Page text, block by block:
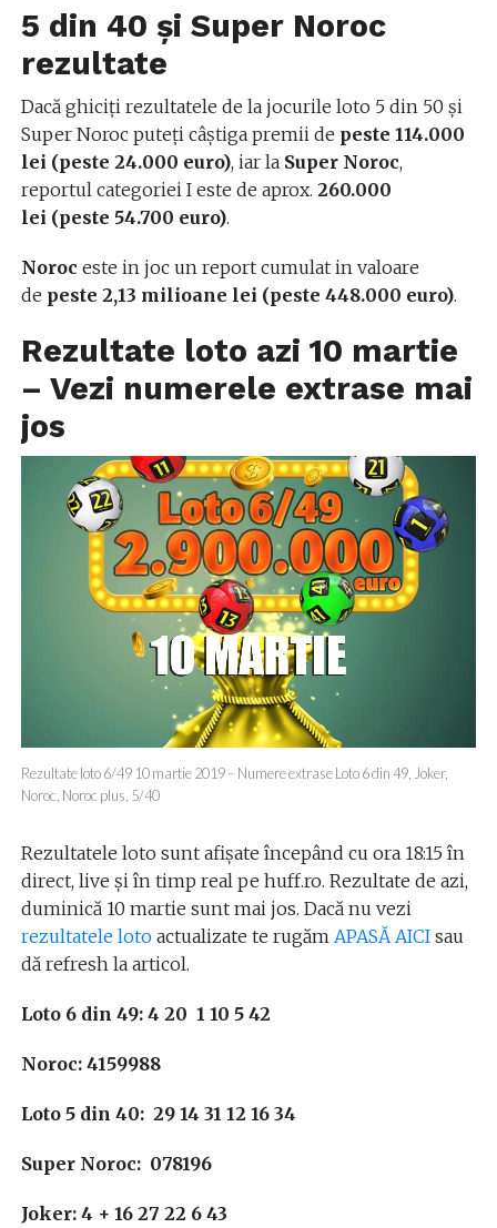
5 din 40 și Super Noroc
rezultate
Dacă ghiciți rezultatele de la jocurile loto 5 din 50 și
Super Noroc puteți câștiga premii de peste 114.000
lei (peste 24.000 euro), iar la Super Noroc,
reportul categoriei I este de aprox. 260.000
lei (peste 54.700 euro).
Noroc este in joc un report cumulat in valoare
de peste 2,13 milioane lei (peste 448.000 euro).
Rezultate loto azi 10 martie
– Vezi numerele extrase mai
jos
Rezultate loto 6/49 10 martie 2019 – Numere extrase Loto 6 din 49, Joker,
Noroc, Noroc plus, 5/40
Rezultatele loto sunt afișate începând cu ora 18:15 în
direct, live și în timp real pe huff.ro. Rezultate de azi,
duminică 10 martie sunt mai jos. Dacă nu vezi
rezultatele lotoactualizate te rugăm APASĂ AICIsau
dă refresh la articol.
Loto 6 din 49: 4 20 1 10 5 42
Noroc: 4159988
Loto 5 din 40: 29 14 31 12 16 34
Super Noroc: 078196
Joker: 4 + 16 27 22 6 43